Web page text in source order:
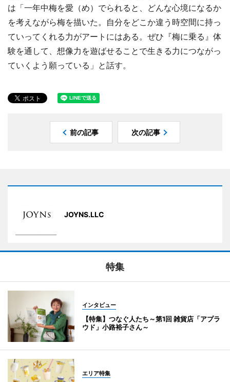
は「一年中梅を愛（め）でられると、どんな心境になるか
を考えながら梅を描いた。自分をどこか違う時空間に持っ
ていってくれる力がアートにはある。ぜひ『梅に乗る』体
験を通して、想像力を遊ばせることで生きる力につながっ
ていくよう願っている」と話す。
前の記事 次の記事
JOYNS.LLC
特集
インタビュー
【特集】つなぐ人たち～第1回 雑貨店「アプラ
ウド」小路裕子さん～
エリア特集